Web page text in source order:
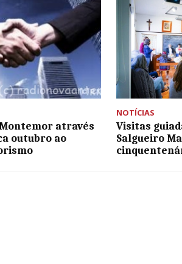
através
outubro ao
NOTÍCIAS
Visitas
Salgueiro